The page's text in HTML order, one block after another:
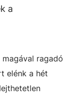
a
ragadó
elénk a hét